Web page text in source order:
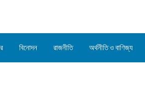
বিনোদন রাজনীতি অর্থনীতি ও বাণিজ্য